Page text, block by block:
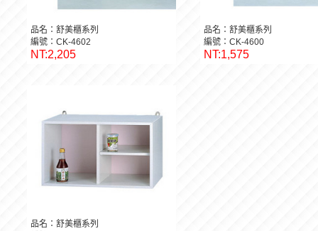
品名：舒美櫃系列
編號：CK-4602
NT:2,205
品名：舒美櫃系列
編號：CK-4600
NT:1,575
品名：舒美櫃系列